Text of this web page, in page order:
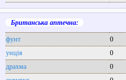
Британська аптечна:
фунт
0
унція
0
драхма
0